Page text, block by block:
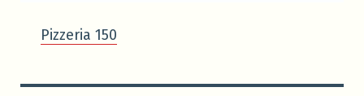
Pizzeria 150